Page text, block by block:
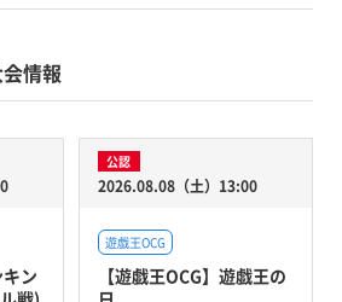
情報
キン
公認
2026.08.08（土）13:00
遊戯王OCG
【遊戯王OCG】遊戯王の